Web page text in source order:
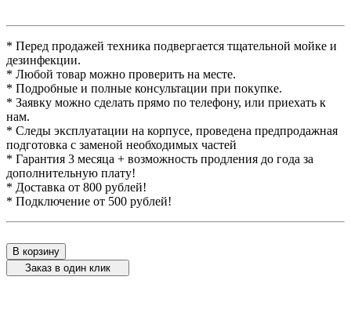
* Перед продажей техника подвергается тщательной мойке и
дезинфекции.
* Любой товар можно проверить на месте.
* Подробные и полные консультации при покупке.
* Заявку можно сделать прямо по телефону, или приехать к
нам.
* Следы эксплуатации на корпусе, проведена предпродажная
подготовка с заменой необходимых частей
* Гарантия 3 месяца + возможность продления до года за
дополнительную плату!
* Доставка от 800 рублей!
* Подключение от 500 рублей!
В корзину
Заказ в один клик